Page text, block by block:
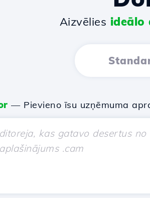
Aizvēlies ideālo
— Pievieno īsu uzņēmuma